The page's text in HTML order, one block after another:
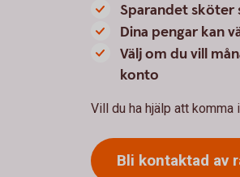
Sparandet sköter
Dina pengar kan
Välj om du vill
konto
Vill du ha hjälp att
Bli kontaktad av